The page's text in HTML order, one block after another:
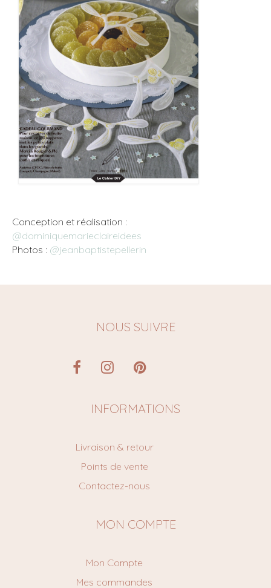
Conception et réalisation :
@dominiquemarieclaireidees
Photos : @jeanbaptistepellerin
NOUS SUIVRE
INFORMATIONS
Livraison & retour
Points de vente
Contactez-nous
MON COMPTE
Mon Compte
Mes commandes